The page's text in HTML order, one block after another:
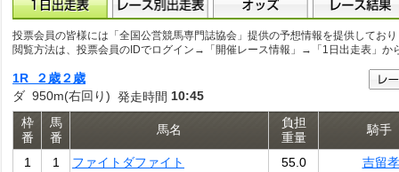
投票会員の皆様には「全国公営競馬専門誌協会」提供の予想情報を提供してお
閲覧方法は、投票会員のIDでログイン→「開催レース情報」→「1日出走表」か
1R ２歳２歳
ダ 950m(右回り) 発走時間 10:45
枠
番
馬
番
馬名
負担
重量
騎手
1 1 ファイトダファイト 55.0
吉留孝